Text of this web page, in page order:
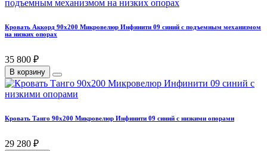
Кровать Аккорд 90х200 Микровелюр Инфинити 09 синий с подъемным механизмом
на низких опорах
35 800 ₽
В корзину
Кровать Танго 90х200 Микровелюр Инфинити 09 синий с низкими опорами
29 280 ₽